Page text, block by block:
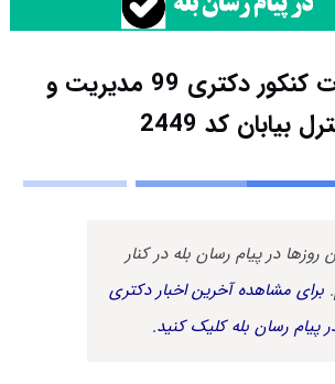
دانلود سوالات کنکور دکتری 99 مدیریت و
بیابان کد 2449
روزها در پیام رسان بله در کنار
برای مشاهده آخرین اخبار دکتری
پیام رسان بله کلیک کنید.